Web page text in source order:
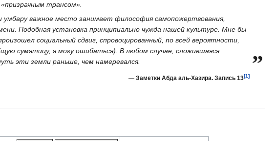
трансом».
умбару важное место занимает философия самопожертвования,
Подобная установка принципиально чужда нашей культуре. Мне бы
социальный сдвиг, спровоцированный, по всей вероятности,
сумятицу, я могу ошибаться). В любом случае, сложившаяся
эти земли раньше, чем намеревался.
„
— Заметки Абда аль-Хазира. Запись 13[1]